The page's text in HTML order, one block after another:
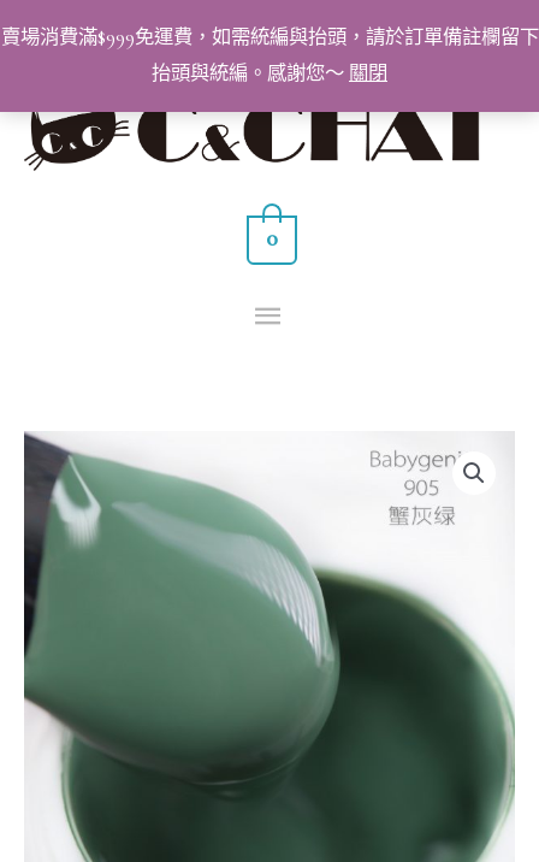
賣場消費滿$999免運費，如需統編與抬頭，請於訂單備註欄留下
抬頭與統編。感謝您～ 關閉
至
要
選
0
BabyGenie
裝
色
膠
蟹